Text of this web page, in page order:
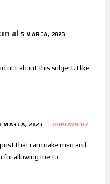
al 5 MARCA, 2023
out about this subject. I like
MARCA, 2023 ODPOWIEDZ
that can make men and
for allowing me to